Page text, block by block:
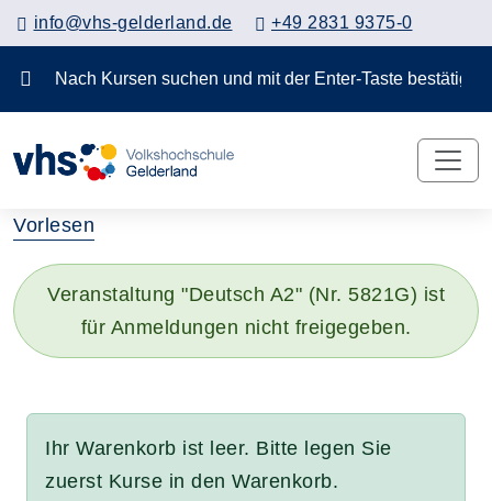
info@vhs-gelderland.de +49 2831 9375-0
Vorlesen
Veranstaltung "Deutsch A2" (Nr. 5821G) ist
für Anmeldungen nicht freigegeben.
Ihr Warenkorb ist leer. Bitte legen Sie
zuerst Kurse in den Warenkorb.